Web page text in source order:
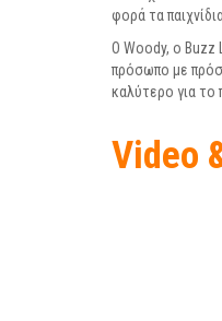
φορά τα
Ο Woody, ο Buzz
πρόσωπο με
καλύτερο για το
Video